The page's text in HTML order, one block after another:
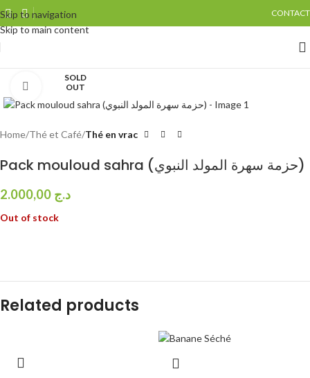
Skip to navigation
Skip to main content
CONTACT
SOLD
OUT
Click to enlarge
Home Thé et Café Thé en vrac
Pack mouloud sahra (حزمة سهرة المولد النبوي)
د.ج
Out of stock
Related products